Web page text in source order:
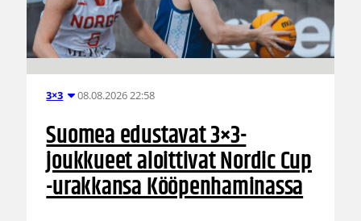
3×3 08.08.2026 22:58
Suomea edustavat 3×3-
joukkueet aloittivat Nordic Cup
-urakkansa Kööpenhaminassa